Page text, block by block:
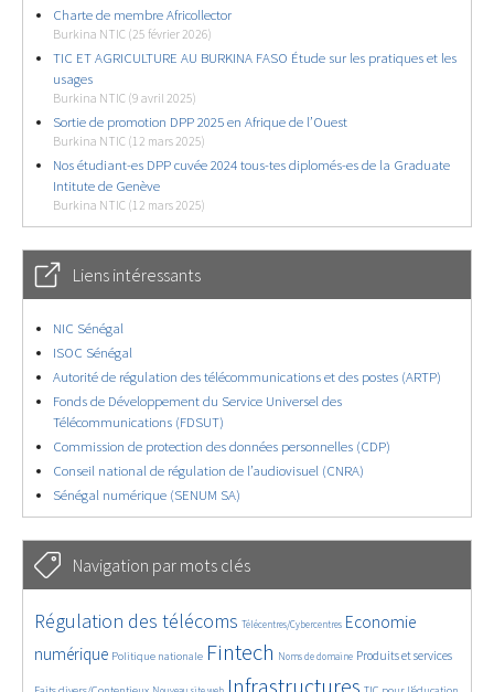
Charte de membre Africollector
Burkina NTIC (25 février 2026)
TIC ET AGRICULTURE AU BURKINA FASO Étude sur les pratiques et les
usages
Burkina NTIC (9 avril 2025)
Sortie de promotion DPP 2025 en Afrique de l’Ouest
Burkina NTIC (12 mars 2025)
Nos étudiant-es DPP cuvée 2024 tous-tes diplomés-es de la Graduate
Intitute de Genève
Burkina NTIC (12 mars 2025)
Liens intéressants
NIC Sénégal
ISOC Sénégal
Autorité de régulation des télécommunications et des postes (ARTP)
Fonds de Développement du Service Universel des
Télécommunications (FDSUT)
Commission de protection des données personnelles (CDP)
Conseil national de régulation de l’audiovisuel (CNRA)
Sénégal numérique (SENUM SA)
Navigation par mots clés
4548/5474
Régulation des télécoms
347/5474 Télécentres/Cybercentres
3635/5474
Economie
numérique
1820/5474
Politique nationale
5107/5474 Fintech
655/5474
Noms de domaine
2321/5474 Produits et services
1511/5474